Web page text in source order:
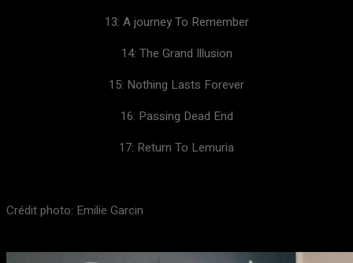
13: A journey To Remember
14: The Grand Illusion
15: Nothing Lasts Forever
16: Passing Dead End
17: Return To Lemuria
Crédit photo: Emilie Garcin